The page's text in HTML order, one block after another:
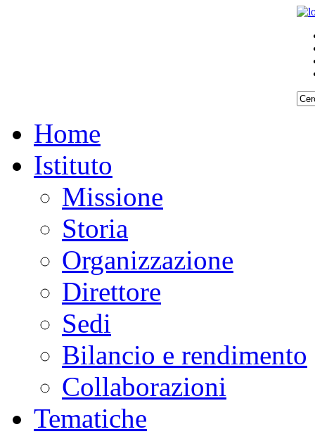
Home
Istituto
Missione
Storia
Organizzazione
Direttore
Sedi
Bilancio e rendimento
Collaborazioni
Tematiche